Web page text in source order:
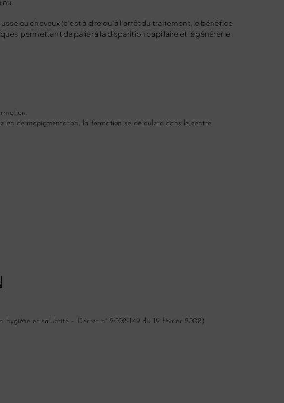
du cheveux (c’est à dire qu’à l’arrêt du traitement, le bénéfice
permettant de palier à la disparition capillaire et régénérer le
en dermopigmentation, la formation se déroulera dans le centre
hygiène et salubrité – Décret n° 2008-149 du 19 février 2008 )